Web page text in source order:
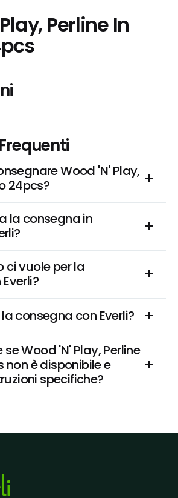
Perline In
Wood 'N' Play,
24pcs?
la consegna in
ci vuole per la
consegna con Everli?
Wood 'N' Play, Perline
non è disponibile e
specifiche?